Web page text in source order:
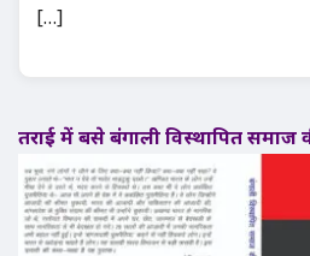
[…]
तराई में बसे बंगाली विस्थापित समाज